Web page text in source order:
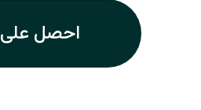
احصل على Lantern